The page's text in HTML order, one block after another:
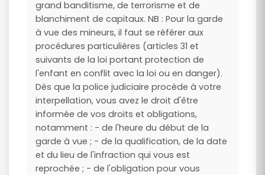
grand banditisme, de terrorisme et de
blanchiment de capitaux. NB : Pour la garde
à vue des mineurs, il faut se référer aux
procédures particulières (articles 31 et
suivants de la loi portant protection de
l'enfant en conflit avec la loi ou en danger).
Dès que la police judiciaire procède à votre
interpellation, vous avez le droit d'être
informée de vos droits et obligations,
notamment : - de l'heure du début de la
garde à vue ; - de la qualification, de la date
et du lieu de l'infraction qui vous est
reprochée ; - de l'obligation pour vous